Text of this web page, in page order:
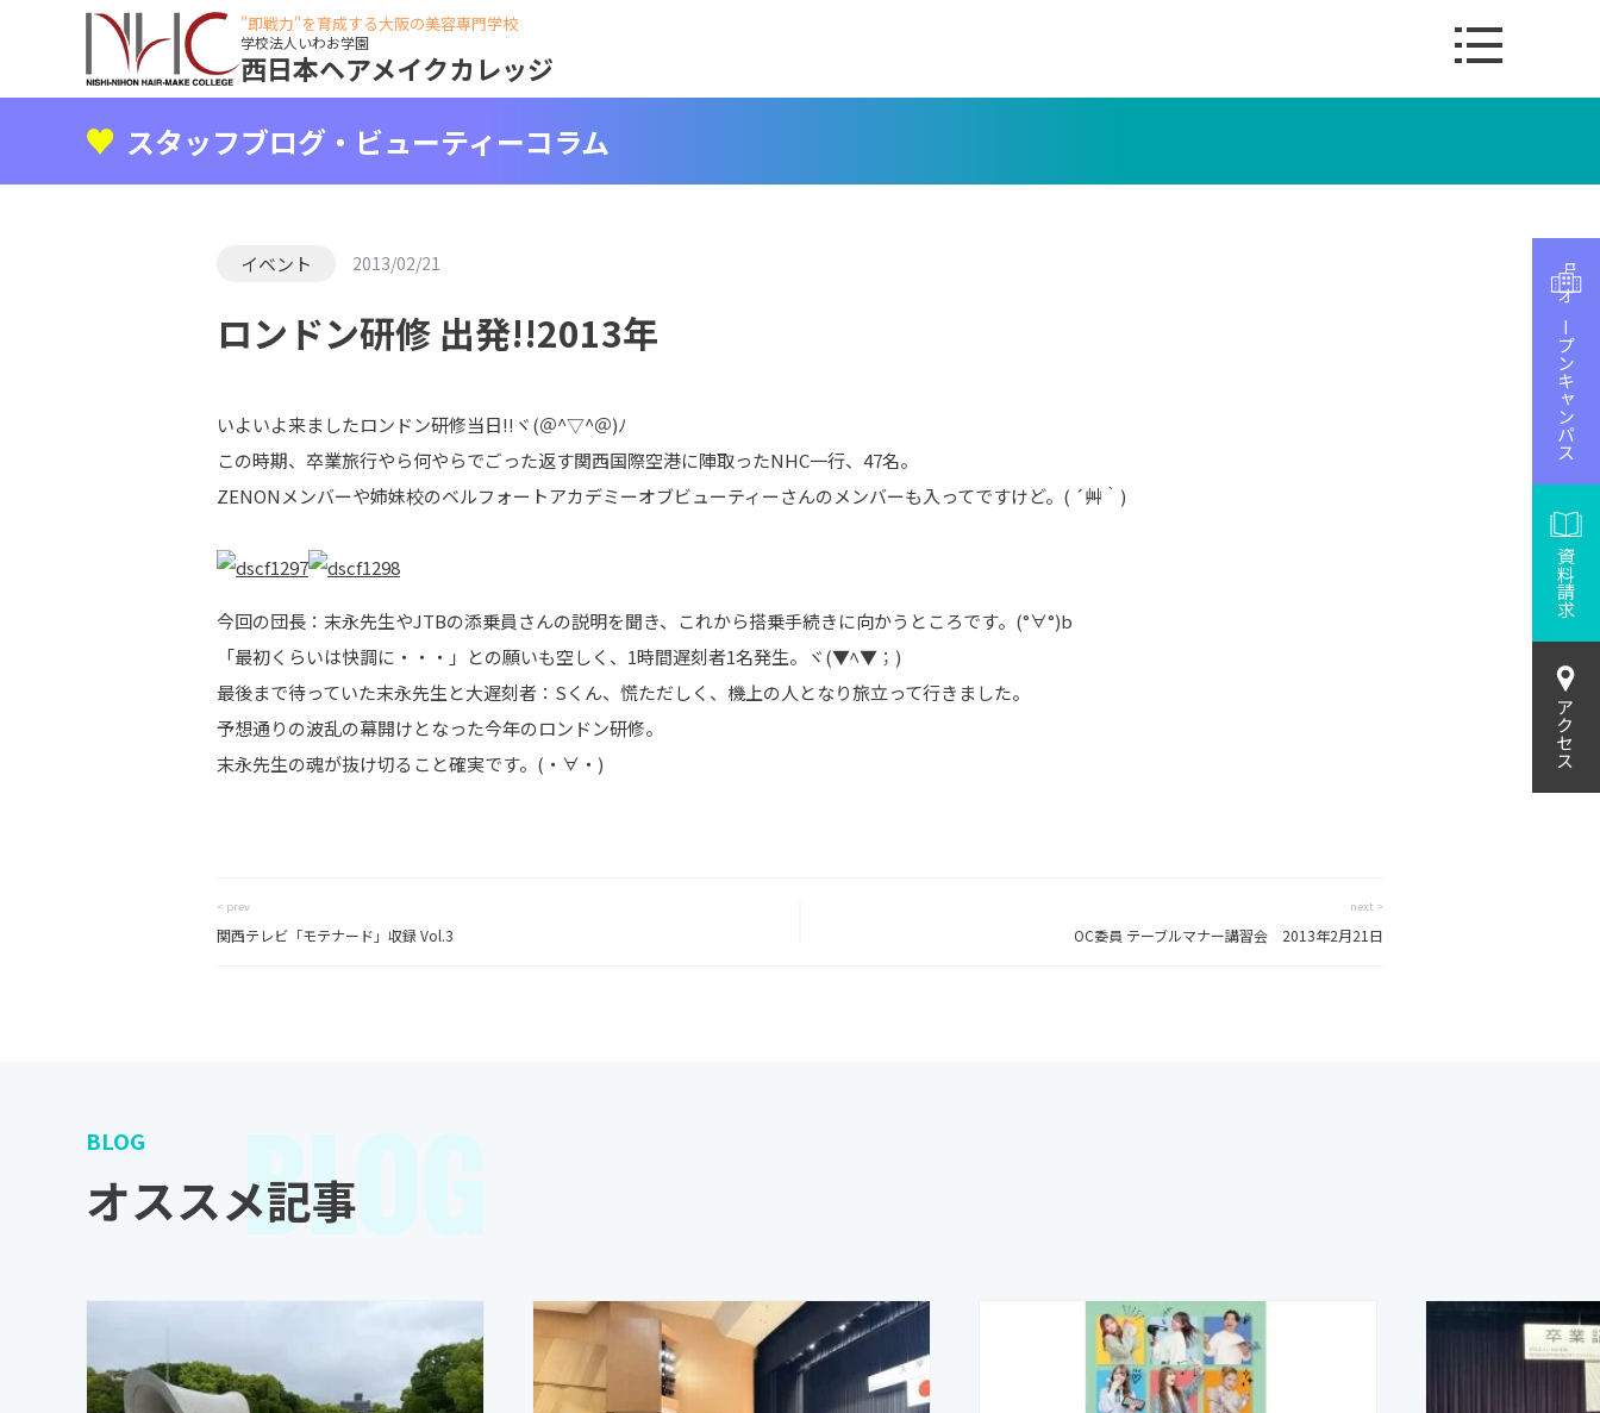
"即戦力"を育成する大阪の美容専門学校
学校法人いわお学園
西日本ヘアメイクカレッジ
オープンキャンパス
資料請求
アクセス
スタッフブログ・ビューティーコラム
イベント 2013/02/21
ロンドン研修 出発!!2013年
いよいよ来ましたロンドン研修当日!!ヾ(＠^▽^＠)ﾉ
この時期、卒業旅行やら何やらでごった返す関西国際空港に陣取ったNHC一行、47名。
ZENONメンバーや姉妹校のベルフォートアカデミーオブビューティーさんのメンバーも入ってですけど。( ´艸｀)
今回の団長：末永先生やJTBの添乗員さんの説明を聞き、これから搭乗手続きに向かうところです。(°∀°)b
「最初くらいは快調に・・・」との願いも空しく、1時間遅刻者1名発生。ヾ(▼ﾍ▼；)
最後まで待っていた末永先生と大遅刻者：Sくん、慌ただしく、機上の人となり旅立って行きました。
予想通りの波乱の幕開けとなった今年のロンドン研修。
末永先生の魂が抜け切ること確実です。(・∀・)
< prev
関西テレビ「モテナード」収録 Vol.3
next >
OC委員 テーブルマナー講習会 2013年2月21日
BLOG
オススメ記事
BLOG